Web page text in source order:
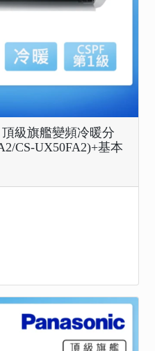
頂級旗艦變頻冷暖分
CS-UX50FA2)+基本